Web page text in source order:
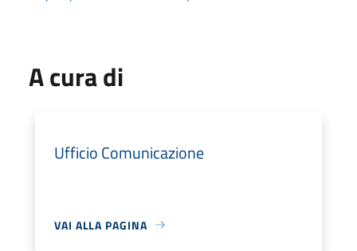
A cura di
Ufficio Comunicazione
VAI ALLA PAGINA